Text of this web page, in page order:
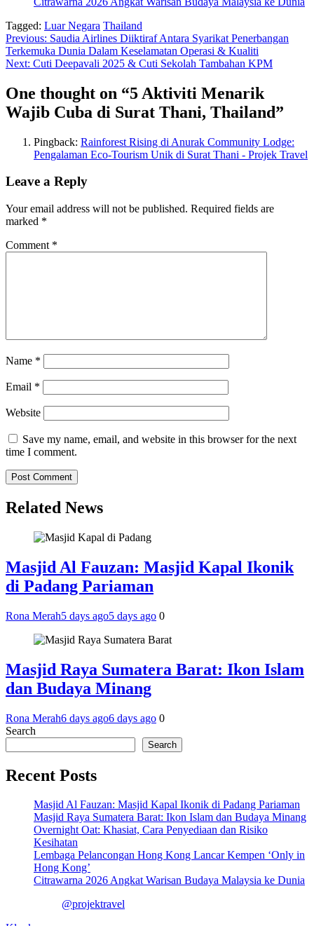
Tagged: Luar Negara Thailand
Post
navigation
Previous: Saudia Airlines Diiktiraf Antara Syarikat Penerbangan
Terkemuka Dunia Dalam Keselamatan Operasi & Kualiti
Next: Cuti Deepavali 2025 & Cuti Sekolah Tambahan KPM
One thought on “5 Aktiviti Menarik
Wajib Cuba di Surat Thani, Thailand”
Pingback: Rainforest Rising di Anurak Community Lodge:
Pengalaman Eco-Tourism Unik di Surat Thani - Projek Travel
Leave a Reply
Your email address will not be published. Required fields are
marked *
Comment *
Name *
Email *
Website
Save my name, email, and website in this browser for the next
time I comment.
Related News
Masjid Al Fauzan: Masjid Kapal Ikonik
di Padang Pariaman
Rona Merah5 days ago5 days ago 0
Masjid Raya Sumatera Barat: Ikon Islam
dan Budaya Minang
Rona Merah6 days ago6 days ago 0
Search
Search
Recent Posts
Masjid Al Fauzan: Masjid Kapal Ikonik di Padang Pariaman
Masjid Raya Sumatera Barat: Ikon Islam dan Budaya Minang
Overnight Oat: Khasiat, Cara Penyediaan dan Risiko
Kesihatan
Lembaga Pelancongan Hong Kong Lancar Kempen ‘Only in
Hong Kong’
Citrawarna 2026 Angkat Warisan Budaya Malaysia ke Dunia
@projektravel